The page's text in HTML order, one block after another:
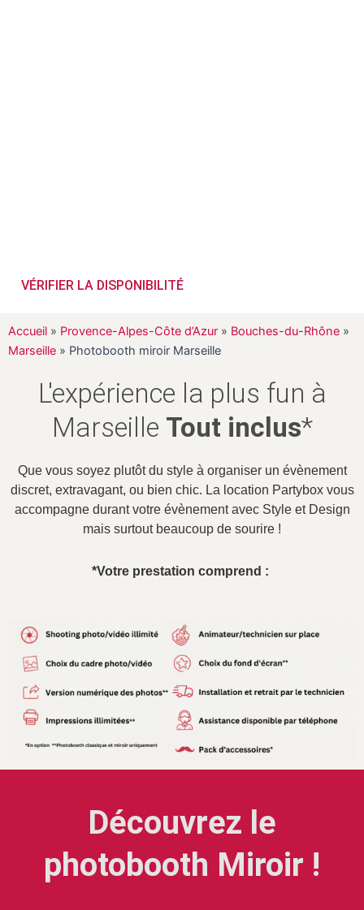
VÉRIFIER LA DISPONIBILITÉ
Accueil » Provence-Alpes-Côte d’Azur » Bouches-du-Rhône »
Marseille » Photobooth miroir Marseille
L'expérience la plus fun à
Marseille Tout inclus*
Que vous soyez plutôt du style à organiser un évènement
discret, extravagant, ou bien chic. La location Partybox vous
accompagne durant votre évènement avec Style et Design
mais surtout beaucoup de sourire !
*Votre prestation comprend :
Découvrez le
photobooth Miroir !